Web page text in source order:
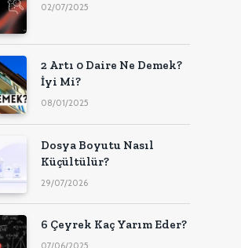
02/07/2025
2 Artı 0 Daire Ne Demek?
İyi Mi?
08/01/2025
Dosya Boyutu Nasıl
Küçültülür?
29/07/2026
6 Çeyrek Kaç Yarım Eder?
07/06/2025